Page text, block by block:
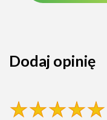
Dodaj opinię